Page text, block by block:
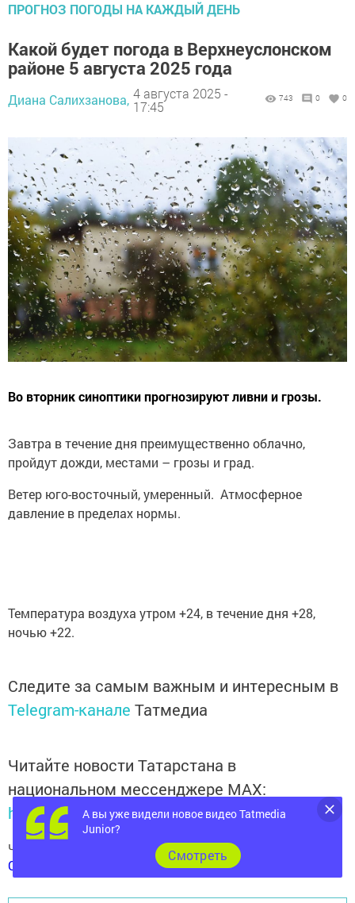
ПРОГНОЗ ПОГОДЫ НА КАЖДЫЙ ДЕНЬ
Какой будет погода в Верхнеуслонском
районе 5 августа 2025 года
Диана Салихзанова, 4 августа 2025 -
17:45
743 0 0
Во вторник синоптики прогнозируют ливни и грозы.
Завтра в течение дня преимущественно облачно,
пройдут дожди, местами – грозы и град.
Ветер юго-восточный, умеренный. Атмосферное
давление в пределах нормы.
Температура воздуха утром +24, в течение дня +28,
ночью +22.
Следите за самым важным и интересным в
Telegram-канале Татмедиа
Читайте новости Татарстана в
национальном мессенджере MАХ:
https://max.ru/tatmedia
Читай «Волжскую новь» вТелеграм Вконтакте
Одноклассники
А вы уже видели новое видео Tatmedia
Junior?
Cмотреть